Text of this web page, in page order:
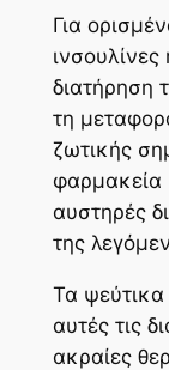
Για
διατήρηση
τη
ζωτικής
φαρμακεία
αυστηρές
της
Τα
αυτές τις
ακραίες